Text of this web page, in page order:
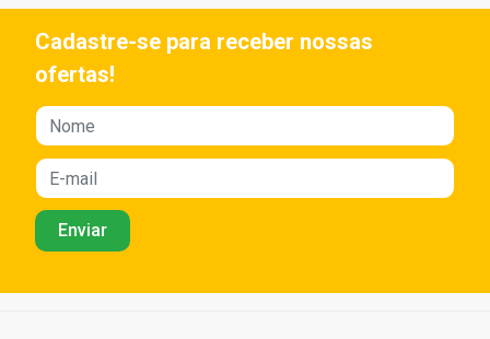
Cadastre-se para receber nossas
ofertas!